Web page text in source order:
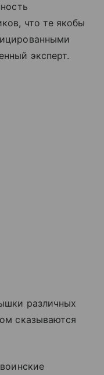
что те якобы
эксперт.
различных
сказываются